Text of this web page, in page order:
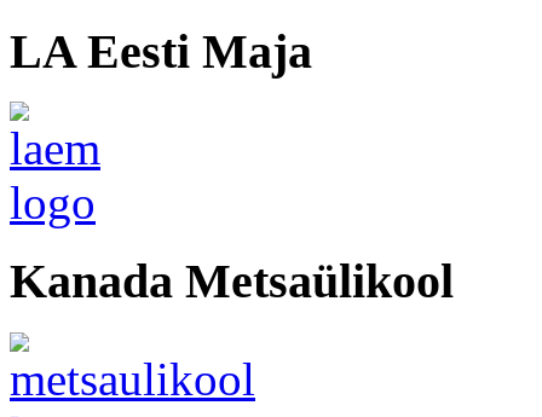
LA Eesti Maja
Kanada Metsaülikool